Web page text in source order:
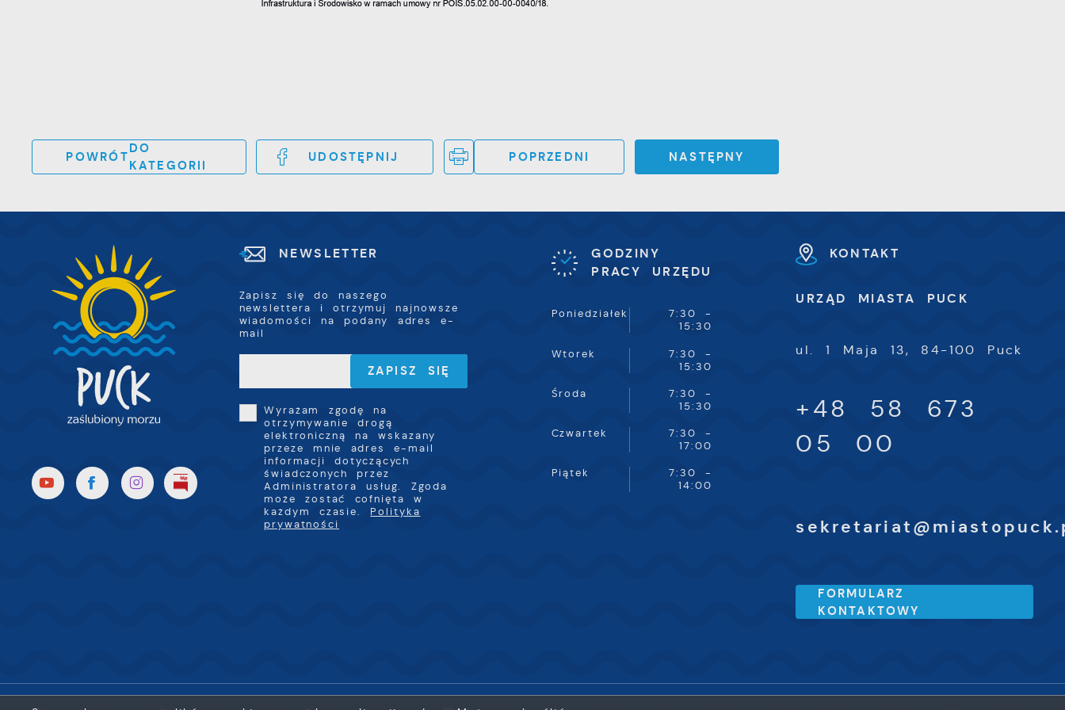
POWRÓT
DO
KATEGORII
UDOSTĘPNIJ POPRZEDNI NASTĘPNY
NEWSLETTER
Zapisz się do naszego
newslettera i otrzymuj najnowsze
wiadomości na podany adres e-
mail
Wyrażam zgodę na
otrzymywanie drogą
elektroniczną na wskazany
przeze mnie adres e-mail
informacji dotyczących
świadczonych przez
Administratora usług. Zgoda
może zostać cofnięta w
każdym czasie. Polityka
prywatności
GODZINY
PRACY URZĘDU
Poniedziałek
7:30 -
15:30
Wtorek
7:30 -
15:30
Środa
7:30 -
15:30
Czwartek
7:30 -
17:00
Piątek
7:30 -
14:00
KONTAKT
URZĄD MIASTA PUCK
ul. 1 Maja 13, 84-100 Puck
+48 58 673
05 00
FORMULARZ
KONTAKTOWY
internetowej. Treści promocyjne mogą pojawić się na